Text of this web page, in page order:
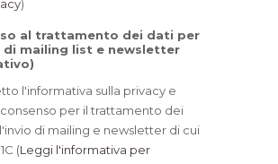
)
al trattamento dei dati per
mailing list e newsletter
l'informativa sulla privacy e
per il trattamento dei
di mailing e newsletter di cui
(Leggi l'informativa per